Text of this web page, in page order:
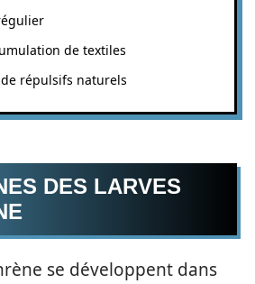
de textiles
répulsifs naturels
DES LARVES
se développent dans